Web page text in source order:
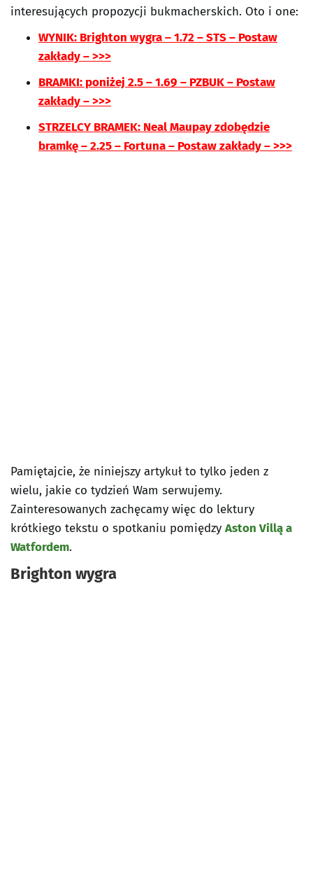
interesujących propozycji bukmacherskich. Oto i one:
WYNIK: Brighton wygra – 1.72 – STS – Postaw
zakłady – >>>
BRAMKI: poniżej 2.5 – 1.69 – PZBUK – Postaw
zakłady – >>>
STRZELCY BRAMEK: Neal Maupay zdobędzie
bramkę – 2.25 – Fortuna – Postaw zakłady – >>>
Pamiętajcie, że niniejszy artykuł to tylko jeden z
wielu, jakie co tydzień Wam serwujemy.
Zainteresowanych zachęcamy więc do lektury
krótkiego tekstu o spotkaniu pomiędzy Aston Villą a
Watfordem.
Brighton wygra